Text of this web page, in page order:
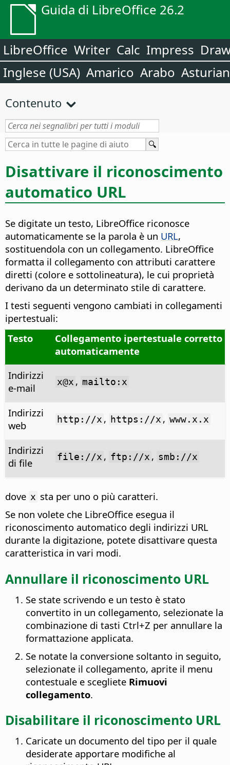
Guida di LibreOffice 26.2
LibreOffice Writer Calc Impress
Inglese (USA) Amarico Arabo
Contenuto
Disattivare il riconoscimento
automatico URL
Se digitate un testo, LibreOffice riconosce
automaticamente se la parola è un URL,
sostituendola con un collegamento. LibreOffice
formatta il collegamento con attributi carattere
diretti (colore e sottolineatura), le cui proprietà
derivano da un determinato stile di carattere.
I testi seguenti vengono cambiati in collegamenti
ipertestuali:
Testo
Collegamento ipertestuale corretto
automaticamente
Indirizzi
e-mail
x@x , mailto:x
Indirizzi
web
http://x , https://x , www.x.x
Indirizzi
di file
file://x , ftp://x , smb://x
dove x sta per uno o più caratteri.
Se non volete che LibreOffice esegua il
riconoscimento automatico degli indirizzi URL
durante la digitazione, potete disattivare questa
caratteristica in vari modi.
Annullare il riconoscimento URL
Se state scrivendo e un testo è stato
convertito in un collegamento, selezionate la
combinazione di tasti Ctrl+Z per annullare la
formattazione applicata.
Se notate la conversione soltanto in seguito,
selezionate il collegamento, aprite il menu
contestuale e scegliete Rimuovi
collegamento.
Disabilitare il riconoscimento URL
Caricate un documento del tipo per il quale
desiderate apportare modifiche al